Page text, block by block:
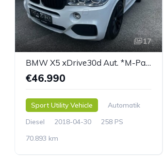
17
BMW X5 xDrive30d Aut. *M-Paket*
€46.990
Sport Utility Vehicle
Automatik
Diesel
2018-04-30
258 PS
70.893 km